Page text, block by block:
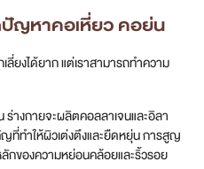
ปัญหาคอเหี่ยว คอย่น
ยงได้ยาก แต่เราสามารถทำความ
ร่างกายจะผลิตคอลลาเจนและอิลา
ที่ทำให้ผิวเต่งตึงและยืดหยุ่น การสูญ
ลักของความหย่อนคล้อยและริ้วรอย